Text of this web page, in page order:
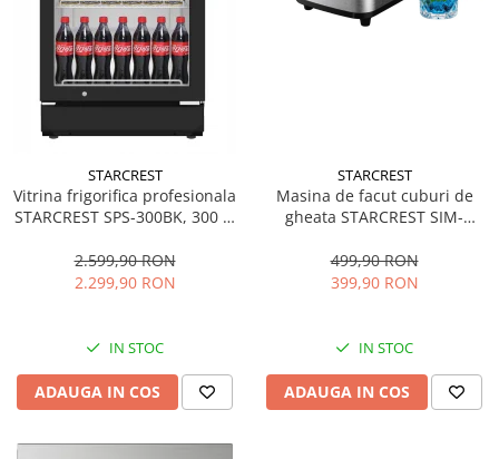
STARCREST
Vitrina frigorifica profesionala
STARCREST SPS-300BK, 300 L,
LED, H 169.5 cm, Negru
2.599,90 RON
2.299,90 RON
IN STOC
ADAUGA IN COS
STARCREST
Masina de facut cuburi de
gheata STARCREST SIM-
12Kg/24h, Cos gheata
detasabil, Rezervor apa 0.8 l,
499,90 RON
399,90 RON
IN STOC
ADAUGA IN COS